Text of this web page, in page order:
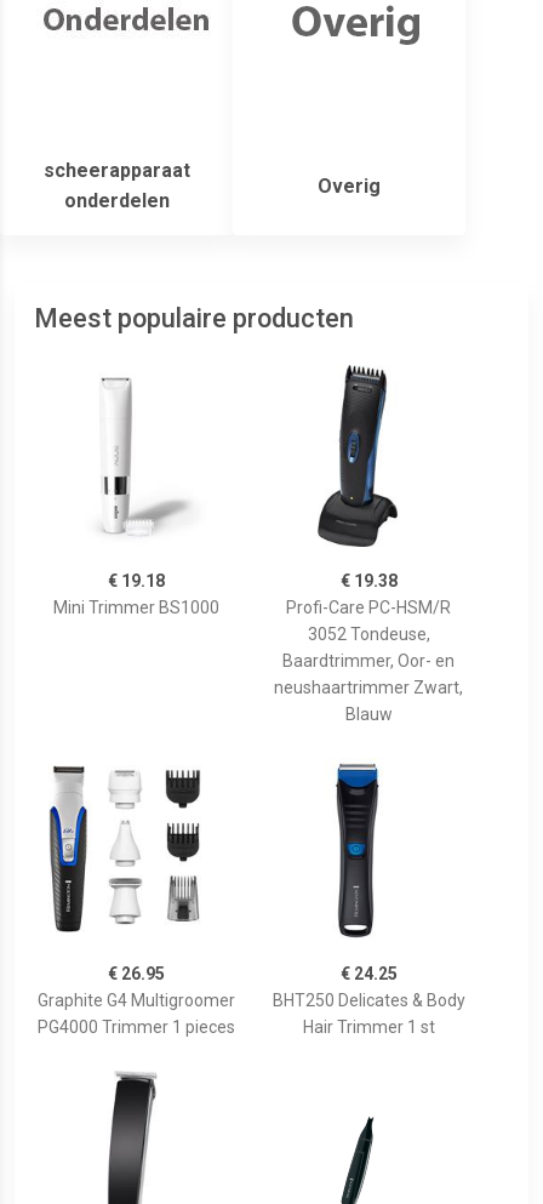
scheerapparaat
onderdelen
Overig
Meest populaire producten
€ 19.18
Mini Trimmer BS1000
€ 19.38
Profi-Care PC-HSM/R
3052 Tondeuse,
Baardtrimmer, Oor- en
neushaartrimmer Zwart,
Blauw
€ 26.95
Graphite G4 Multigroomer
PG4000 Trimmer 1 pieces
€ 24.25
BHT250 Delicates & Body
Hair Trimmer 1 st